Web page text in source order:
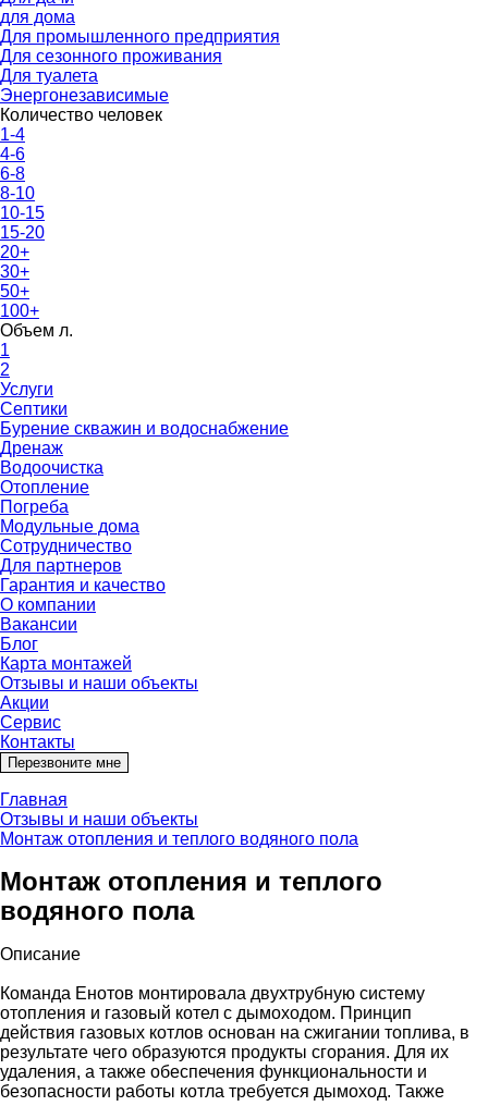
для дома
Для промышленного предприятия
Для сезонного проживания
Для туалета
Энергонезависимые
Количество человек
1-4
4-6
6-8
8-10
10-15
15-20
20+
30+
50+
100+
Объем л.
1
2
Услуги
Септики
Бурение скважин и водоснабжение
Дренаж
Водоочистка
Отопление
Погреба
Модульные дома
Сотрудничество
Для партнеров
Гарантия и качество
О компании
Вакансии
Блог
Карта монтажей
Отзывы и наши объекты
Акции
Сервис
Контакты
Перезвоните мне
Главная
Отзывы и наши объекты
Монтаж отопления и теплого водяного пола
Монтаж отопления и теплого
водяного пола
Описание
Команда Енотов монтировала двухтрубную систему
отопления и газовый котел с дымоходом. Принцип
действия газовых котлов основан на сжигании топлива, в
результате чего образуются продукты сгорания. Для их
удаления, а также обеспечения функциональности и
безопасности работы котла требуется дымоход. Также